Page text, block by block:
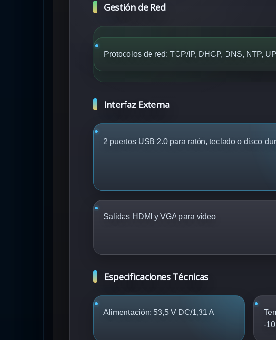
Gestión de Red
Protocolos de red: TCP/IP, DHCP, DNS, NTP,
Interfaz Externa
2 puertos USB 2.0 para ratón, teclado o disco
Salidas HDMI y VGA para vídeo
Especificaciones Técnicas
Alimentación: 53,5 V DC/1,31 A
-